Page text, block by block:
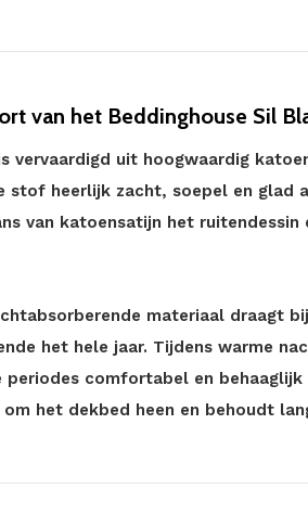
van het Beddinghouse Sil
vervaardigd uit hoogwaardig
stof heerlijk zacht, soepel en glad
van katoensatijn het ruitendessin
materiaal draagt
het hele jaar. Tijdens warme
comfortabel en
het dekbed heen en behoudt